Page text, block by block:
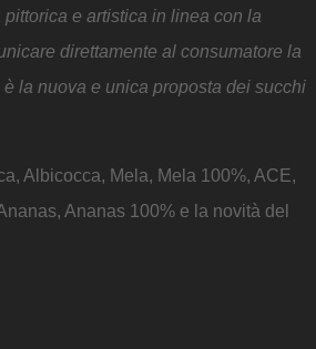
e artistica in linea con la
direttamente al consumatore la
è la nuova e unica proposta dei succhi
Albicocca, Mela, Mela 100%, ACE,
Ananas 100% e la novità del